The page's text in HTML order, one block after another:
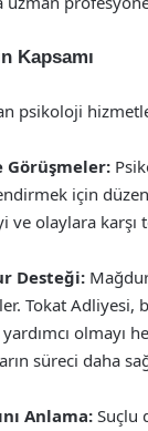
Kapsamı
psikoloji
Görüşmeler:
için
ve olaylara karşı
Desteği:
Tokat Adliyesi,
olmayı
süreci daha
Anlama: Suçlu